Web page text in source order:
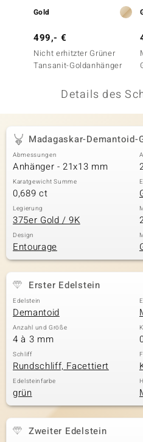
BY DE MELO
Classics
Gold
499,- €
Nicht erhitzter Grüner
Tansanit-Goldanhänger
Details des
Madagaskar-Demantoid-
Abmessungen
Anhänger - 21x13 mm
Karatgewicht Summe
0,689 ct
Legierung
375er Gold / 9K
Design
Entourage
Erster Edelstein
Edelstein
Demantoid
Anzahl und Größe
4 à 3 mm
Schliff
Rundschliff, Facettiert
Edelsteinfarbe
grün
Zweiter Edelstein